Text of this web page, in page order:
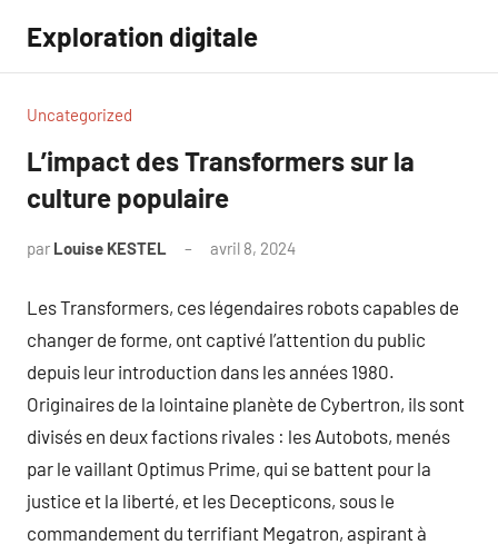
contenu
Exploration digitale
Uncategorized
L’impact des Transformers sur la
culture populaire
par Louise KESTEL avril 8, 2024
Les Transformers, ces légendaires robots capables de
changer de forme, ont captivé l’attention du public
depuis leur introduction dans les années 1980.
Originaires de la lointaine planète de Cybertron, ils sont
divisés en deux factions rivales : les Autobots, menés
par le vaillant Optimus Prime, qui se battent pour la
justice et la liberté, et les Decepticons, sous le
commandement du terrifiant Megatron, aspirant à